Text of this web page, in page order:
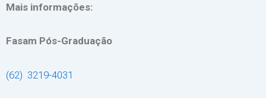
Mais informações:
Fasam Pós-Graduação
(62) 3219-4031